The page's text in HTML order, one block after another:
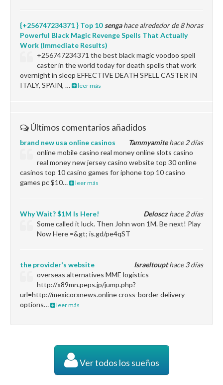
sengahace alrededor de 8 horas
{+256747234371 } Top 10
Powerful Black Magic Revenge Spells That Actually
Work (Immediate Results)
+256747234371 the best black magic voodoo spell
caster in the world today for death spells that work
overnight in sleep EFFECTIVE DEATH SPELL CASTER IN
ITALY, SPAIN, …
leer más
Últimos comentarios añadidos
Tammyamitehace 2 días
brand new usa online casinos
online mobile casino real money online slots casino
real money new jersey casino website top 30 online
casinos top 10 casino games for iphone top 10 casino
games pc $10…
leer más
Delosczhace 2 días
Why Wait? $1M Is Here!
Some called it luck. Then John won 1M. Be next! Play
Now Here =&gt; is.gd/pe4qST
Israeltoupthace 3 días
the provider's website
overseas alternatives MME logistics
http://x89mn.peps.jp/jump.php?
url=http://mexicorxnews.online cross-border delivery
options…
leer más
Ver todos los sueños